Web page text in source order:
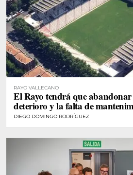
RAYO VALLECANO
El Rayo tendrá que abandonar
deterioro y la falta de
DIEGO DOMINGO RODRÍGUEZ